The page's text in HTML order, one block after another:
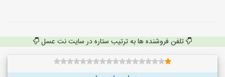
تلفن فروشنده ها به ترتیب ستاره در سایت نت عسل